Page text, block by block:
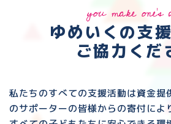
you make one's
ゆめいくの支
ご協力くだ
私たちのすべての支援活動は資金提
のサポーターの皆様からの寄付によ